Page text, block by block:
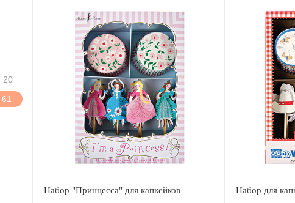
Набор "Принцесса" для капкейков Набор для
20
61